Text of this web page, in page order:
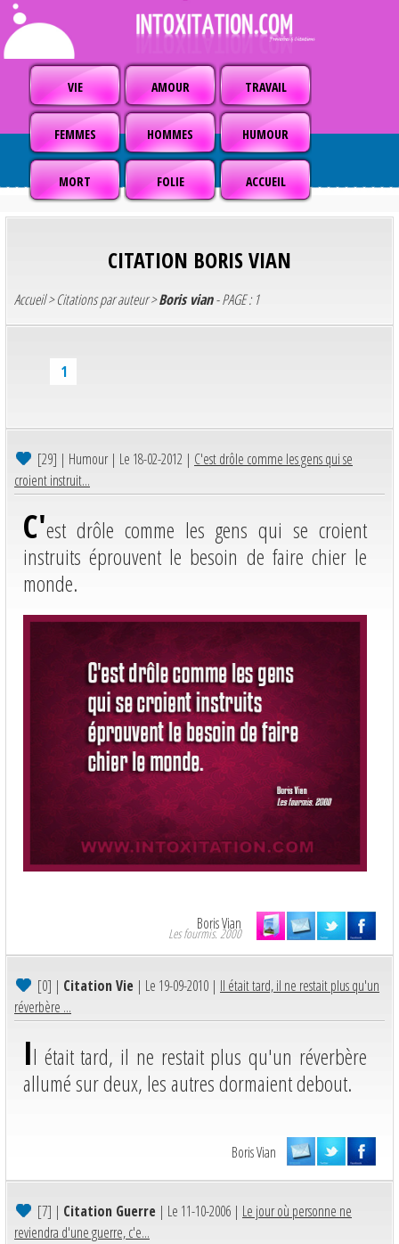
VIE AMOUR TRAVAIL
FEMMES HOMMES HUMOUR
MORT FOLIE ACCUEIL
CITATION BORIS VIAN
Accueil>Citations par auteur>Boris vian- PAGE : 1
1
[29] | Humour | Le 18-02-2012 | C'est drôle comme les gens qui se
croient instruit...
C'est drôle comme les gens qui se croient
instruits éprouvent le besoin de faire chier le
monde.
Boris Vian
Les fourmis. 2000
[0] | Citation Vie | Le 19-09-2010 | Il était tard, il ne restait plus qu'un
réverbère ...
Il était tard, il ne restait plus qu'un réverbère
allumé sur deux, les autres dormaient debout.
Boris Vian
[7] | Citation Guerre | Le 11-10-2006 | Le jour où personne ne
reviendra d'une guerre, c'e...